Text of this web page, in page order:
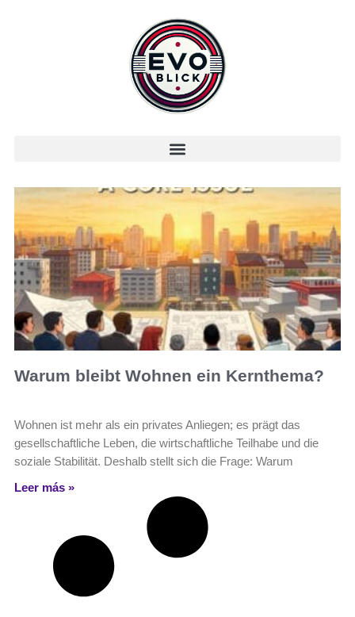
Warum bleibt Wohnen ein Kernthema?
Wohnen ist mehr als ein privates Anliegen; es prägt das
gesellschaftliche Leben, die wirtschaftliche Teilhabe und die
soziale Stabilität. Deshalb stellt sich die Frage: Warum
Leer más »